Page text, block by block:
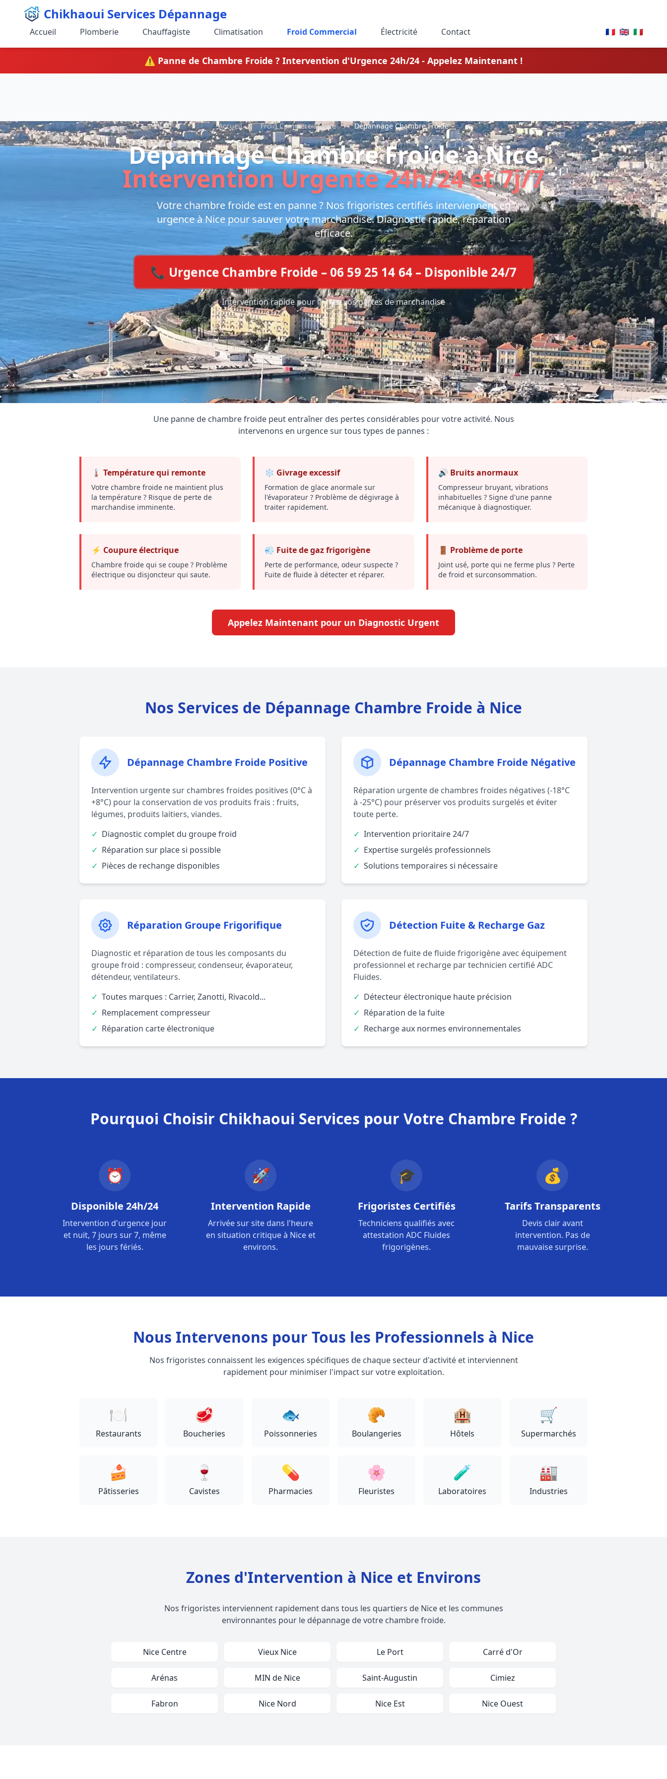
Chikhaoui Services Dépannage
Accueil Plomberie Chauffagiste Climatisation Froid Commercial Électricité Contact 🇫🇷 🇬🇧 🇮🇹
⚠️ Panne de Chambre Froide ? Intervention d'Urgence 24h/24 - Appelez Maintenant !
Accueil / Froid Commercial Nice / Dépannage Chambre Froide
Dépannage Chambre Froide à Nice
Intervention Urgente 24h/24 et 7j/7
Votre chambre froide est en panne ? Nos frigoristes certifiés interviennent en
urgence à Nice pour sauver votre marchandise. Diagnostic rapide, réparation
efficace.
📞 Urgence Chambre Froide – 06 59 25 14 64 – Disponible 24/7
Intervention rapide pour limiter vos pertes de marchandise
Votre Chambre Froide Ne Fonctionne Plus ?
Une panne de chambre froide peut entraîner des pertes considérables pour votre activité. Nous
intervenons en urgence sur tous types de pannes :
🌡️ Température qui remonte
Votre chambre froide ne maintient plus
la température ? Risque de perte de
marchandise imminente.
❄️ Givrage excessif
Formation de glace anormale sur
l'évaporateur ? Problème de dégivrage à
traiter rapidement.
🔊 Bruits anormaux
Compresseur bruyant, vibrations
inhabituelles ? Signe d'une panne
mécanique à diagnostiquer.
⚡ Coupure électrique
Chambre froide qui se coupe ? Problème
électrique ou disjoncteur qui saute.
💨 Fuite de gaz frigorigène
Perte de performance, odeur suspecte ?
Fuite de fluide à détecter et réparer.
🚪 Problème de porte
Joint usé, porte qui ne ferme plus ? Perte
de froid et surconsommation.
Appelez Maintenant pour un Diagnostic Urgent
Nos Services de Dépannage Chambre Froide à Nice
Dépannage Chambre Froide Positive
Intervention urgente sur chambres froides positives (0°C à
+8°C) pour la conservation de vos produits frais : fruits,
légumes, produits laitiers, viandes.
✓ Diagnostic complet du groupe froid
✓ Réparation sur place si possible
✓ Pièces de rechange disponibles
Dépannage Chambre Froide Négative
Réparation urgente de chambres froides négatives (-18°C
à -25°C) pour préserver vos produits surgelés et éviter
toute perte.
✓ Intervention prioritaire 24/7
✓ Expertise surgelés professionnels
✓ Solutions temporaires si nécessaire
Réparation Groupe Frigorifique
Diagnostic et réparation de tous les composants du
groupe froid : compresseur, condenseur, évaporateur,
détendeur, ventilateurs.
✓ Toutes marques : Carrier, Zanotti, Rivacold...
✓ Remplacement compresseur
✓ Réparation carte électronique
Détection Fuite & Recharge Gaz
Détection de fuite de fluide frigorigène avec équipement
professionnel et recharge par technicien certifié ADC
Fluides.
✓ Détecteur électronique haute précision
✓ Réparation de la fuite
✓ Recharge aux normes environnementales
Pourquoi Choisir Chikhaoui Services pour Votre Chambre Froide ?
⏰
Disponible 24h/24
Intervention d'urgence jour
et nuit, 7 jours sur 7, même
les jours fériés.
🚀
Intervention Rapide
Arrivée sur site dans l'heure
en situation critique à Nice et
environs.
🎓
Frigoristes Certifiés
Techniciens qualifiés avec
attestation ADC Fluides
frigorigènes.
💰
Tarifs Transparents
Devis clair avant
intervention. Pas de
mauvaise surprise.
Nous Intervenons pour Tous les Professionnels à Nice
Nos frigoristes connaissent les exigences spécifiques de chaque secteur d'activité et interviennent
rapidement pour minimiser l'impact sur votre exploitation.
🍽️
Restaurants
🥩
Boucheries
🐟
Poissonneries
🥐
Boulangeries
🏨
Hôtels
🛒
Supermarchés
🍰
Pâtisseries
🍷
Cavistes
💊
Pharmacies
🌸
Fleuristes
🧪
Laboratoires
🏭
Industries
Zones d'Intervention à Nice et Environs
Nos frigoristes interviennent rapidement dans tous les quartiers de Nice et les communes
environnantes pour le dépannage de votre chambre froide.
Nice Centre Vieux Nice Le Port Carré d'Or
Arénas MIN de Nice Saint-Augustin Cimiez
Fabron Nice Nord Nice Est Nice Ouest